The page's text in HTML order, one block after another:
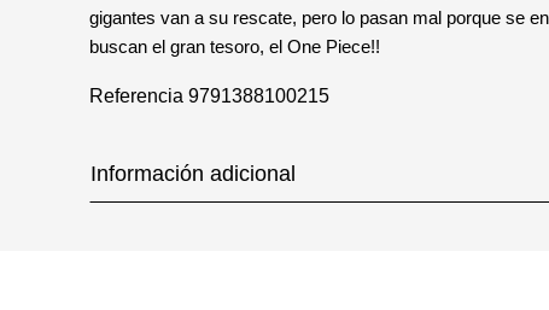
gigantes van a su rescate, pero lo pasan mal porque se
buscan el gran tesoro, el One Piece!!
Referencia 9791388100215
Información adicional